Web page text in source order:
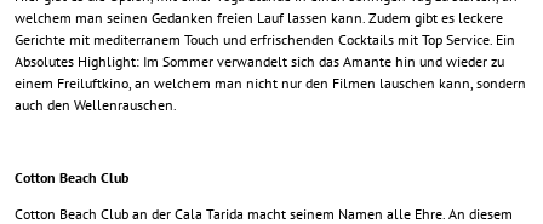
welchem man seinen Gedanken freien Lauf lassen kann. Zudem gibt es leckere
Gerichte mit mediterranem Touch und erfrischenden Cocktails mit Top Service. Ein
Absolutes Highlight: Im Sommer verwandelt sich das Amante hin und wieder zu
einem Freiluftkino, an welchem man nicht nur den Filmen lauschen kann, sondern
auch den Wellenrauschen.
Cotton Beach Club
Cotton Beach Club an der Cala Tarida macht seinem Namen alle Ehre. An diesem